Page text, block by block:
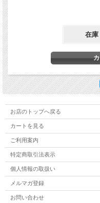
在庫
お店のトップへ戻る
カートを見る
ご利用案内
特定商取引法表示
個人情報の取扱い
メルマガ登録
お問い合わせ